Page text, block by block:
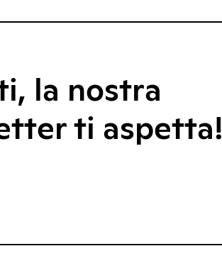
la nostra
ti aspetta!